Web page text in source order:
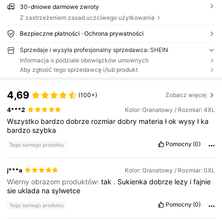
30-dniowe darmowe zwroty
Z zastrzeżeniem zasad uczciwego użytkowania
Bezpieczne płatności · Ochrona prywatności
Sprzedaje i wysyła profesjonalny sprzedawca: SHEIN
Informacja o podziale obowiązków umownych
Aby zgłosić tego sprzedawcę i/lub produkt
4,69 (100+) Zobacz więcej
4***2 Kolor: Granatowy / Rozmiar: 4XL
Wszystko bardzodobrze rozmiardobry materiałokwysył ka
bardzoszybka
Tego samego produktu Pomocny (0)
j***a Kolor: Granatowy / Rozmiar: 0XL
Wierny obrazom produktów:tak . Sukienkadobrze lezy ifajnie
sie uklada nasylwetce
Tego samego produktu Pomocny (0)